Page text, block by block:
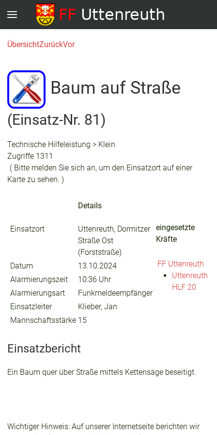
ÜbersichtZurückVor
Baum auf Straße
(Einsatz-Nr. 81)
Technische Hilfeleistung > Klein
Zugriffe 1311
( Bitte melden Sie sich an, um den Einsatzort auf einer
Karte zu sehen. )
Einsatzort
Details
Uttenreuth, Dormitzer
Straße Ost
(Forststraße)
Datum
13.10.2024
Alarmierungszeit
10:36 Uhr
Alarmierungsart
Funkmeldeempfänger
Einsatzleiter
Klieber, Jan
Mannschaftsstärke 15
eingesetzte
Kräfte
FF Uttenreuth
Uttenreuth
HLF 20
Einsatzbericht
Ein Baum quer über Straße mittels Kettensäge beseitigt.
Wichtiger Hinweis: Auf unserer Internetseite berichten wir